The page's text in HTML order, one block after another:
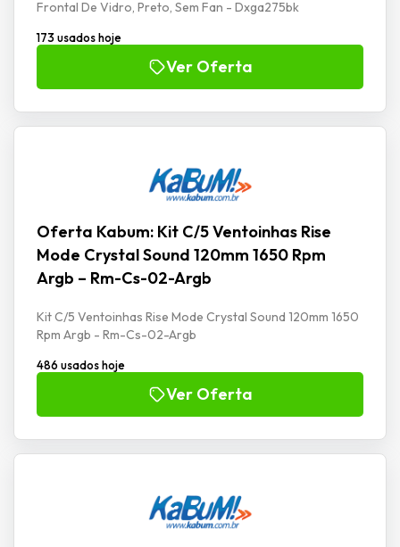
Frontal De Vidro, Preto, Sem Fan - Dxga275bk
173 usados hoje
Ver Oferta
Oferta Kabum: Kit C/5 Ventoinhas Rise
Mode Crystal Sound 120mm 1650 Rpm
Argb – Rm-Cs-02-Argb
Kit C/5 Ventoinhas Rise Mode Crystal Sound 120mm 1650
Rpm Argb - Rm-Cs-02-Argb
486 usados hoje
Ver Oferta